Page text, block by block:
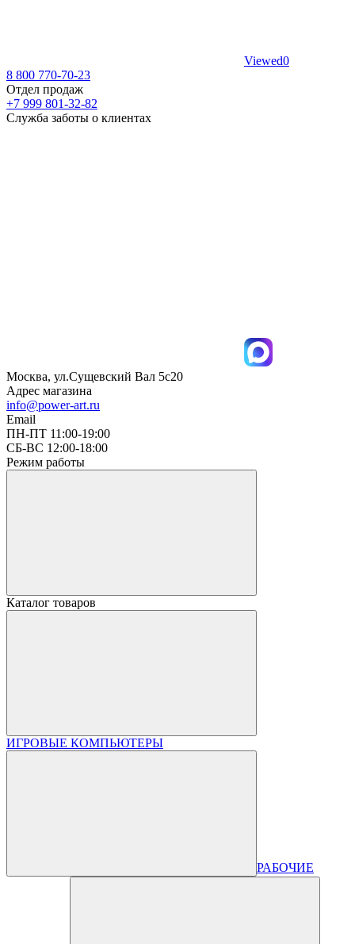
Viewed0
8 800 770-70-23
Отдел продаж
+7 999 801-32-82
Служба заботы о клиентах
Москва, ул.Сущевский Вал 5с20
Адрес магазина
info@power-art.ru
Email
ПН-ПТ 11:00-19:00
СБ-ВС 12:00-18:00
Режим работы
Каталог товаров
ИГРОВЫЕ КОМПЬЮТЕРЫ
РАБОЧИЕ